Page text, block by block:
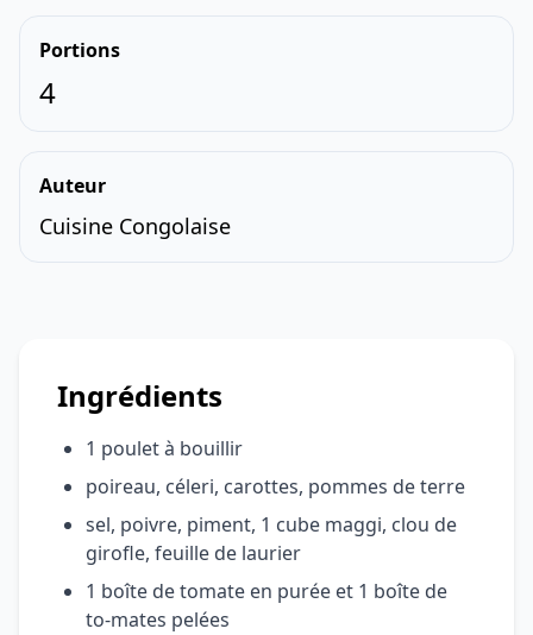
Portions
4
Auteur
Cuisine Congolaise
Ingrédients
1 poulet à bouillir
poireau, céleri, carottes, pommes de terre
sel, poivre, piment, 1 cube maggi, clou de
girofle, feuille de laurier
1 boîte de tomate en purée et 1 boîte de
to-mates pelées